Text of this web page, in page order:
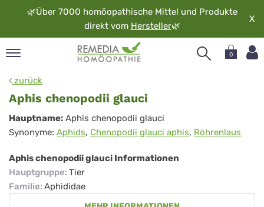
🌿Über 7000 homöopathische Mittel und Produkte
direkt vom Hersteller🌿
X
0
zurück
Aphis chenopodii glauci
Aphis
chenopodii
glauci
Hauptname: Aphis chenopodii glauci
Synonyme: Aphids, Chenopodii glauci aphis, Röhrenlaus
Aphis chenopodii glauci Informationen
Hauptgruppe: Tier
Familie: Aphididae